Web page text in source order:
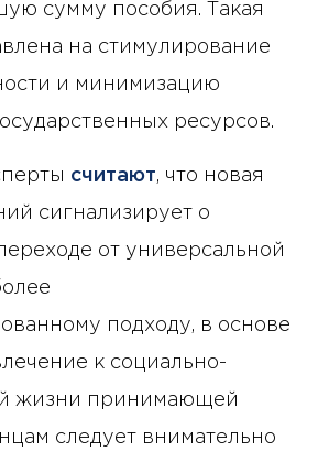
сумму пособия. Такая
на стимулирование
и минимизацию
ресурсов.
считают, что новая
сигнализирует о
от универсальной
подходу, в основе
к социально-
жизни принимающей
следует внимательно